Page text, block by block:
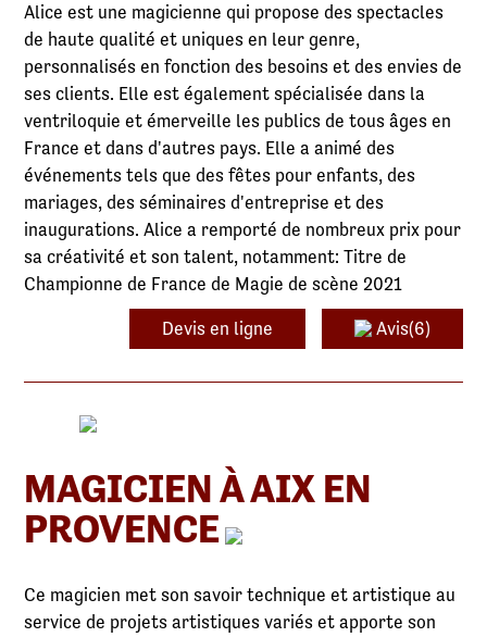
Alice est une magicienne qui propose des spectacles
de haute qualité et uniques en leur genre,
personnalisés en fonction des besoins et des envies de
ses clients. Elle est également spécialisée dans la
ventriloquie et émerveille les publics de tous âges en
France et dans d'autres pays. Elle a animé des
événements tels que des fêtes pour enfants, des
mariages, des séminaires d'entreprise et des
inaugurations. Alice a remporté de nombreux prix pour
sa créativité et son talent, notamment: Titre de
Championne de France de Magie de scène 2021
Devis en ligne Avis(6)
MAGICIEN À AIX EN
PROVENCE
Ce magicien met son savoir technique et artistique au
service de projets artistiques variés et apporte son